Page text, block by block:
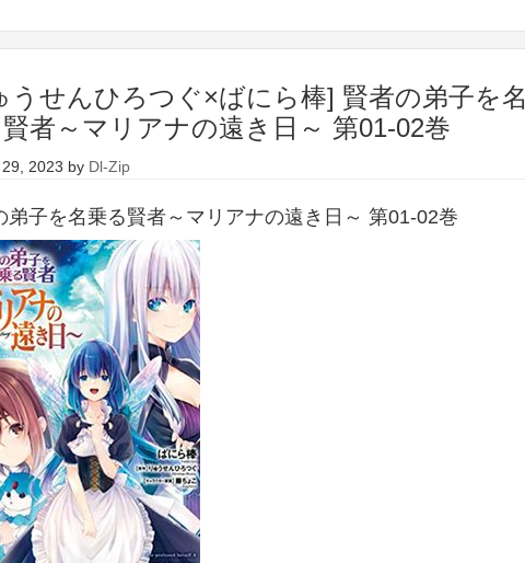
うせんひろつぐ×ばにら棒] 賢者の弟子を名
者～マリアナの遠き日～ 第01-02巻
2023 by Dl-Zip
弟子を名乗る賢者～マリアナの遠き日～ 第01-02巻